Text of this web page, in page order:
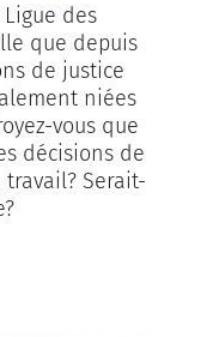
des
que depuis
de justice
niées
vous que
décisions de
Serait-